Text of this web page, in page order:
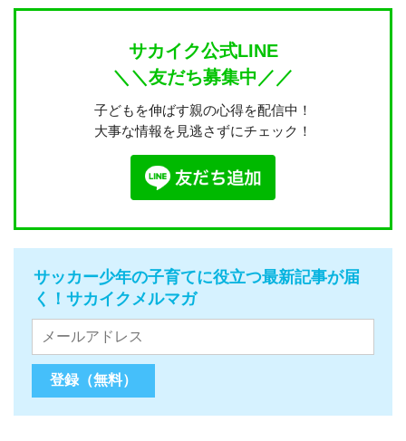
サカイク公式LINE
＼＼友だち募集中／／
子どもを伸ばす親の心得を配信中！
大事な情報を見逃さずにチェック！
サッカー少年の子育てに役立つ最新記事が届
く！サカイクメルマガ